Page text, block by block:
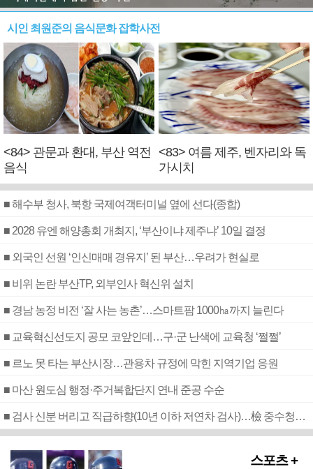
시인 최원준의 음식문화 잡학사전
<84> 관문과 환대, 부산 역전
음식
<83> 여름 제주, 벤자리와 독
가시치
■ 해수부 청사, 북항 국제여객터미널 옆에 선다(종합)
■ 2028 유엔 해양총회 개최지, ‘부산이냐 제주냐’ 10일 결정
■ 외국인 선원 ‘인신매매 경유지’ 된 부산…우려가 현실로
■ 비위 논란 부산TP, 외부인사 혁신위 설치
■ 경남 농정 비전 ‘잘 사는 농촌’…스마트팜 1000㏊까지 늘린다
■ 교육혁신선도지 공모 코앞인데…구·군 난색에 교육청 ‘쩔쩔’
■ 르노 못 타는 부산시장…관용차 규정에 막힌 지역기업 응원
■ 마산 원도심 행정·주거복합단지 연내 준공 수순
■ 검사 신분 버리고 직급하향(10년 이하 저연차 검사)…檢 중수청행 기피
스포츠 +